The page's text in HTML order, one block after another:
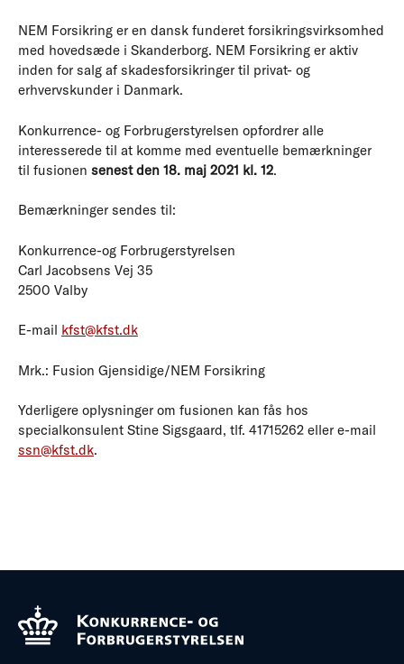
NEM Forsikring er en dansk funderet forsikringsvirksomhed
med hovedsæde i Skanderborg. NEM Forsikring er aktiv
inden for salg af skadesforsikringer til privat- og
erhvervskunder i Danmark.
Konkurrence- og Forbrugerstyrelsen opfordrer alle
interesserede til at komme med eventuelle bemærkninger
til fusionen senest den 18. maj 2021 kl. 12.
Bemærkninger sendes til:
Konkurrence-og Forbrugerstyrelsen
Carl Jacobsens Vej 35
2500 Valby
E-mail kfst@kfst.dk
Mrk.: Fusion Gjensidige/NEM Forsikring
Yderligere oplysninger om fusionen kan fås hos
specialkonsulent Stine Sigsgaard, tlf. 41715262 eller e-mail
ssn@kfst.dk.